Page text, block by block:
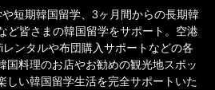
短期韓国留学、3ヶ月間からの長期韓
ど皆さまの韓国留学をサポート。空港
ンタルや布団購入サポートなどの各
国料理のお店やお勧めの観光地スポッ
しい韓国留学生活を完全サポートいた